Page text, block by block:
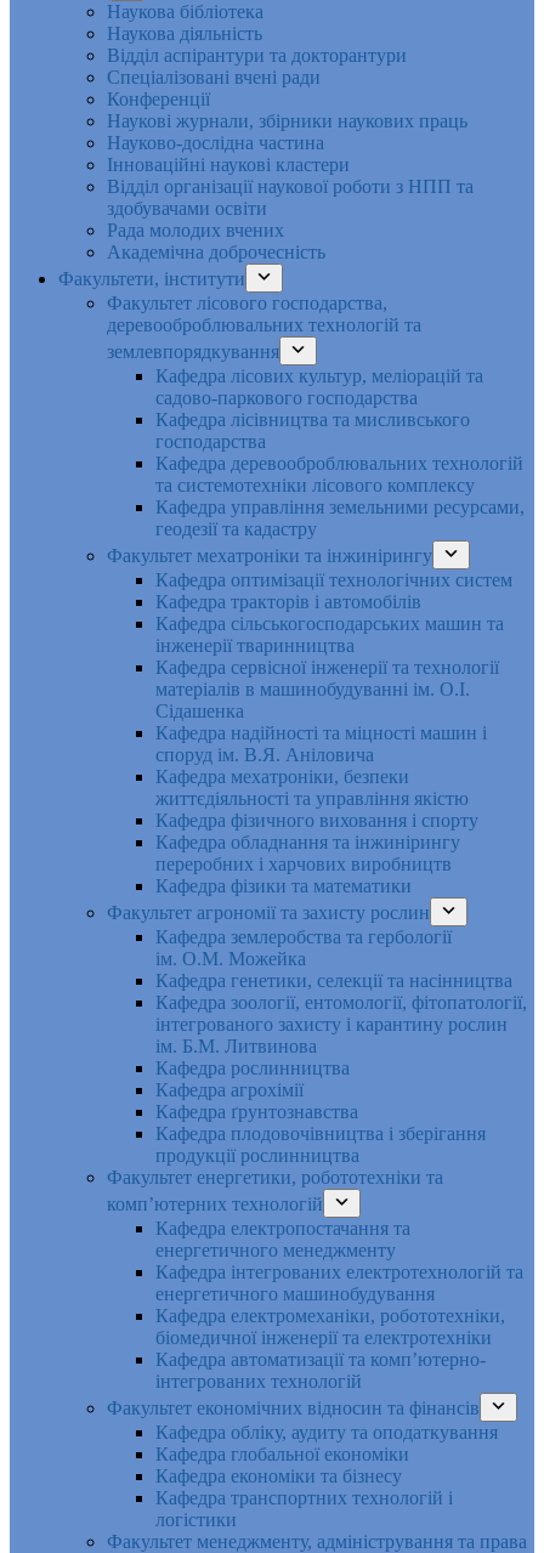
Наукова бібліотека
Наукова діяльність
Відділ аспірантури та докторантури
Спеціалізовані вчені ради
Конференції
Наукові журнали, збірники наукових праць
Науково-дослідна частина
Інноваційні наукові кластери
Відділ організації наукової роботи з НПП та
здобувачами освіти
Рада молодих вчених
Академічна доброчесність
Факультети, інститути
Факультет лісового господарства,
деревооброблювальних технологій та
землевпорядкування
Кафедра лісових культур, меліорацій та
садово-паркового господарства
Кафедра лісівництва та мисливського
господарства
Кафедра деревооброблювальних технологій
та системотехніки лісового комплексу
Кафедра управління земельними ресурсами,
геодезії та кадастру
Факультет мехатроніки та інжинірингу
Кафедра оптимізації технологічних систем
Кафедра тракторів і автомобілів
Кафедра сільськогосподарських машин та
інженерії тваринництва
Кафедра cервісної інженерії та технології
матеріалів в машинобудуванні ім. О.І.
Сідашенка
Кафедра надійності та міцності машин і
споруд ім. В.Я. Аніловича
Кафедра мехатроніки, безпеки
життєдіяльності та управління якістю
Кафедра фізичного виховання і спорту
Кафедра обладнання та інжинірингу
переробних і харчових виробництв
Кафедра фізики та математики
Факультет агрономії та захисту рослин
Кафедра землеробства та гербології
ім. О.М. Можейка
Кафедра генетики, селекції та насінництва
Кафедра зоології, ентомології, фітопатології,
інтегрованого захисту і карантину рослин
ім. Б.М. Литвинова
Кафедра рослинництва
Кафедра агрохімії
Кафедра ґрунтознавства
Кафедра плодовочівництва і зберігання
продукції рослинництва
Факультет енергетики, робототехніки та
комп’ютерних технологій
Кафедра електропостачання та
енергетичного менеджменту
Кафедра інтегрованих електротехнологій та
енергетичного машинобудування
Кафедра електромеханіки, робототехніки,
біомедичної інженерії та електротехніки
Кафедра автоматизації та комп’ютерно-
інтегрованих технологій
Факультет економічних відносин та фінансів
Кафедра обліку, аудиту та оподаткування
Кафедра глобальної економіки
Кафедра економіки та бізнесу
Кафедра транспортних технологій і
логістики
Факультет менеджменту, адміністрування та права